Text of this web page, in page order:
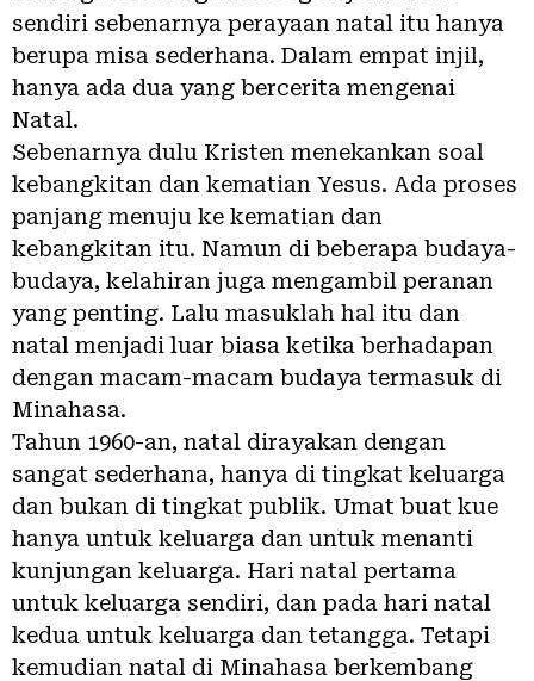
sendiri sebenarnya perayaan natal itu hanya
berupa misa sederhana. Dalam empat injil,
hanya ada dua yang bercerita mengenai
Natal.
Sebenarnya dulu Kristen menekankan soal
kebangkitan dan kematian Yesus. Ada proses
panjang menuju ke kematian dan
kebangkitan itu. Namun di beberapa budaya-
budaya, kelahiran juga mengambil peranan
yang penting. Lalu masuklah hal itu dan
natal menjadi luar biasa ketika berhadapan
dengan macam-macam budaya termasuk di
Minahasa.
Tahun 1960-an, natal dirayakan dengan
sangat sederhana, hanya di tingkat keluarga
dan bukan di tingkat publik. Umat buat kue
hanya untuk keluarga dan untuk menanti
kunjungan keluarga. Hari natal pertama
untuk keluarga sendiri, dan pada hari natal
kedua untuk keluarga dan tetangga. Tetapi
kemudian natal di Minahasa berkembang